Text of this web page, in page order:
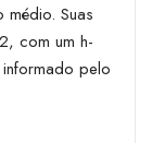
Suas
com um h-
pelo